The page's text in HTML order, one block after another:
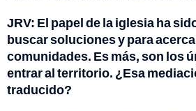
JRV: El papel de la iglesia ha
buscar soluciones y para
comunidades. Es más, son los
entrar al territorio. ¿Esa
traducido?